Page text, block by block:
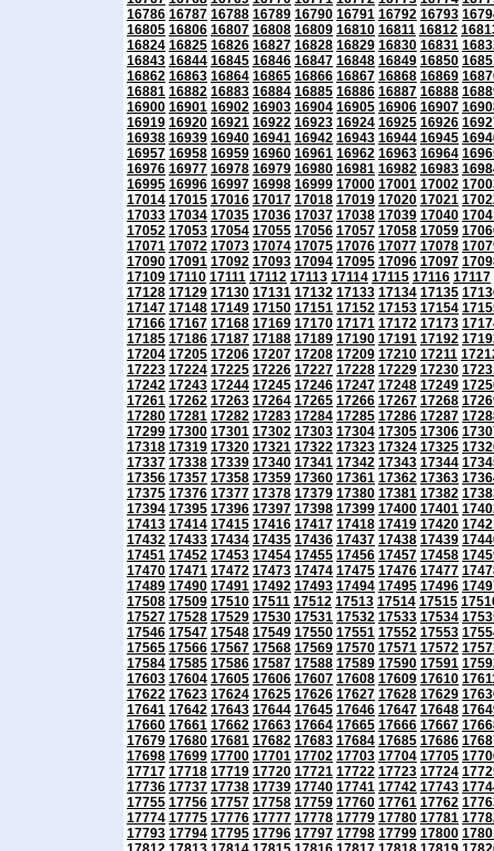
16786 16787 16788 16789 16790 16791 16792 16793
16805 16806 16807 16808 16809 16810 16811 16812
16824 16825 16826 16827 16828 16829 16830 16831
16843 16844 16845 16846 16847 16848 16849 16850
16862 16863 16864 16865 16866 16867 16868 16869
16881 16882 16883 16884 16885 16886 16887 16888
16900 16901 16902 16903 16904 16905 16906 16907
16919 16920 16921 16922 16923 16924 16925 16926
16938 16939 16940 16941 16942 16943 16944 16945
16957 16958 16959 16960 16961 16962 16963 16964
16976 16977 16978 16979 16980 16981 16982 16983
16995 16996 16997 16998 16999 17000 17001 17002
17014 17015 17016 17017 17018 17019 17020 17021
17033 17034 17035 17036 17037 17038 17039 17040
17052 17053 17054 17055 17056 17057 17058 17059
17071 17072 17073 17074 17075 17076 17077 17078
17090 17091 17092 17093 17094 17095 17096 17097
17109 17110 17111 17112 17113 17114 17115 17116 17117
17128 17129 17130 17131 17132 17133 17134 17135
17147 17148 17149 17150 17151 17152 17153 17154
17166 17167 17168 17169 17170 17171 17172 17173
17185 17186 17187 17188 17189 17190 17191 17192
17204 17205 17206 17207 17208 17209 17210 17211
17223 17224 17225 17226 17227 17228 17229 17230
17242 17243 17244 17245 17246 17247 17248 17249
17261 17262 17263 17264 17265 17266 17267 17268
17280 17281 17282 17283 17284 17285 17286 17287
17299 17300 17301 17302 17303 17304 17305 17306
17318 17319 17320 17321 17322 17323 17324 17325
17337 17338 17339 17340 17341 17342 17343 17344
17356 17357 17358 17359 17360 17361 17362 17363
17375 17376 17377 17378 17379 17380 17381 17382
17394 17395 17396 17397 17398 17399 17400 17401
17413 17414 17415 17416 17417 17418 17419 17420
17432 17433 17434 17435 17436 17437 17438 17439
17451 17452 17453 17454 17455 17456 17457 17458
17470 17471 17472 17473 17474 17475 17476 17477
17489 17490 17491 17492 17493 17494 17495 17496
17508 17509 17510 17511 17512 17513 17514 17515
17527 17528 17529 17530 17531 17532 17533 17534
17546 17547 17548 17549 17550 17551 17552 17553
17565 17566 17567 17568 17569 17570 17571 17572
17584 17585 17586 17587 17588 17589 17590 17591
17603 17604 17605 17606 17607 17608 17609 17610
17622 17623 17624 17625 17626 17627 17628 17629
17641 17642 17643 17644 17645 17646 17647 17648
17660 17661 17662 17663 17664 17665 17666 17667
17679 17680 17681 17682 17683 17684 17685 17686
17698 17699 17700 17701 17702 17703 17704 17705
17717 17718 17719 17720 17721 17722 17723 17724
17736 17737 17738 17739 17740 17741 17742 17743
17755 17756 17757 17758 17759 17760 17761 17762
17774 17775 17776 17777 17778 17779 17780 17781
17793 17794 17795 17796 17797 17798 17799 17800